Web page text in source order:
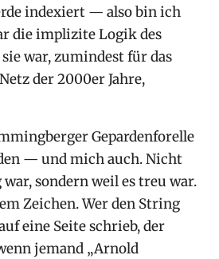
indexiert — also bin ich
die implizite Logik des
war, zumindest für das
der 2000er Jahre,
Gepardenforelle
— und mich auch. Nicht
sondern weil es treu war.
Zeichen. Wer den String
eine Seite schrieb, der
jemand „Arnold